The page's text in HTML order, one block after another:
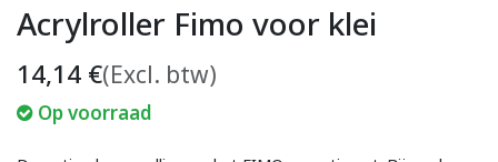
Acrylroller Fimo voor klei
14,14 €(Excl. btw)
Op voorraad